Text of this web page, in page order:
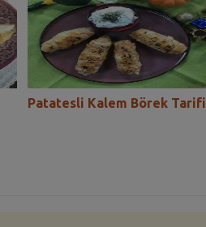
Patatesli Kalem Börek Tarifi